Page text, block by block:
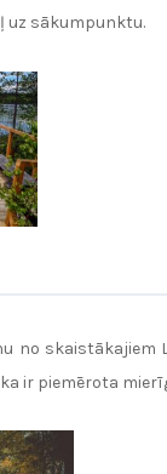
uz sākumpunktu.
no
ir piemērota